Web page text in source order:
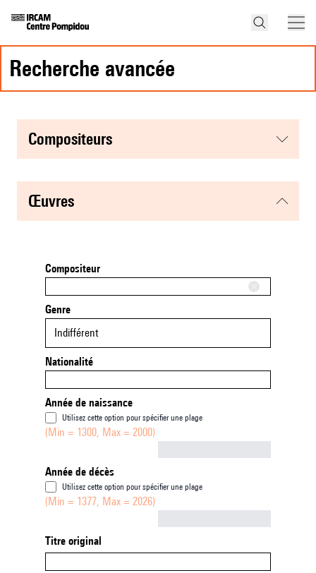
recherche avancée
compositeurs
œuvres
Compositeur
Genre
Indifférent
Nationalité
Année de naissance
Utilisez cette option pour spécifier une plage
(Min = 1300, Max = 2000)
Année de décès
Utilisez cette option pour spécifier une plage
(Min = 1377, Max = 2026)
Titre original